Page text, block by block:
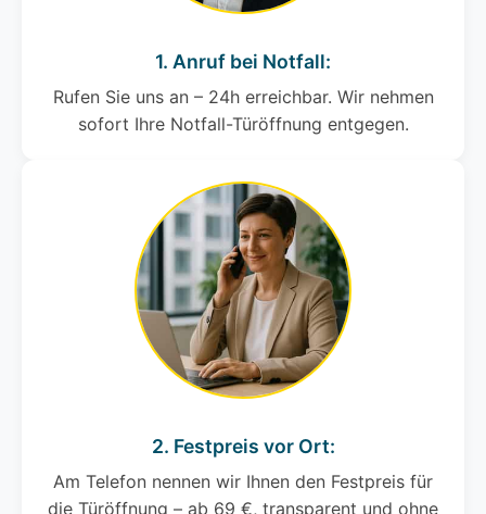
1. Anruf bei Notfall:
Rufen Sie uns an – 24h erreichbar. Wir nehmen
sofort Ihre Notfall-Türöffnung entgegen.
2. Festpreis vor Ort:
Am Telefon nennen wir Ihnen den Festpreis für
die Türöffnung – ab 69 €, transparent und ohne